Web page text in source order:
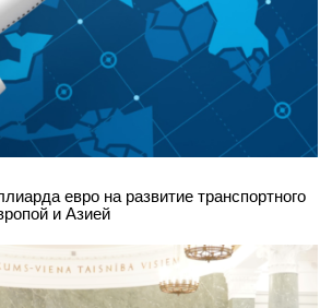
евро на развитие транспортного
и Азией